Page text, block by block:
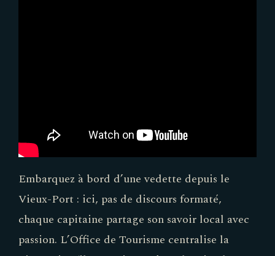
Embarquez à bord d’une vedette depuis le
Vieux-Port : ici, pas de discours formaté,
chaque capitaine partage son savoir local avec
passion. L’Office de Tourisme centralise la